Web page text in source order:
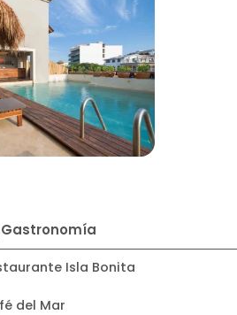
Gastronomía
Isla Bonita
del Mar